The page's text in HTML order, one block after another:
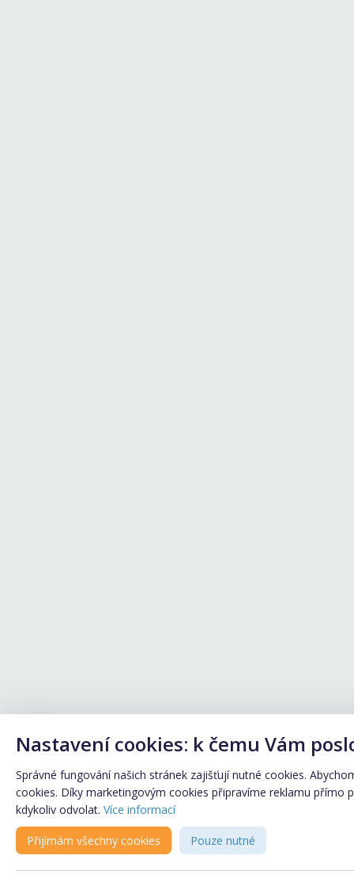
Nastavení cookies: k čemu Vám
Správné fungování našich stránek zajišťují nutné cookies.
cookies. Díky marketingovým cookies připravíme reklamu přímo
kdykoliv odvolat. Více informací
Přijímám všechny cookies Pouze nutné